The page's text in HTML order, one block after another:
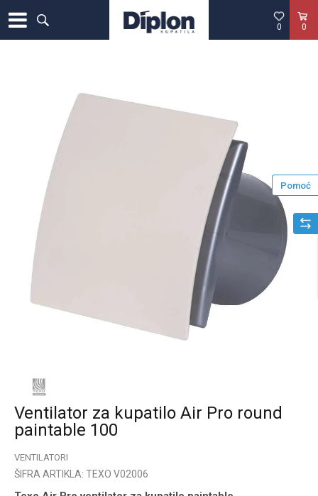
0
0
Ventilator za kupatilo Air Pro round
paintable 100
VENTILATORI
ŠIFRA ARTIKLA: TEXO V02006
Pomoć